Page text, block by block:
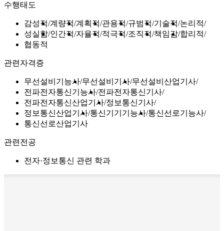
수행태도
감성적 계량적 계획적 관용적 규범적 기술적 논리적
성실함 인간적 자율적 적극적 조직적 책임감 합리적
협동적
관련자격증
무선설비기능사 무선설비기사 무선설비산업기사
전파전자통신기능사 전파전자통신기사
전파전자통신산업기사 정보통신기사
정보통신산업기사 통신기기기능사 통신선로기능사
통신선로산업기사
관련전공
전자·정보통신 관련 학과